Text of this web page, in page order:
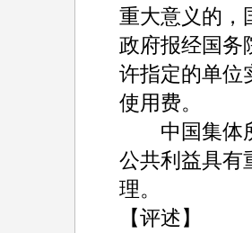
重大意义的，
政府报经国务
许指定的单位
使用费。
中国集体所
公共利益具有
理。
【评述】